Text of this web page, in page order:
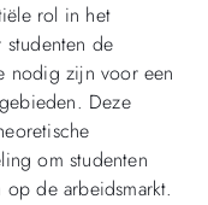
rol in het
de
nodig zijn voor een
Deze
om studenten
de arbeidsmarkt.